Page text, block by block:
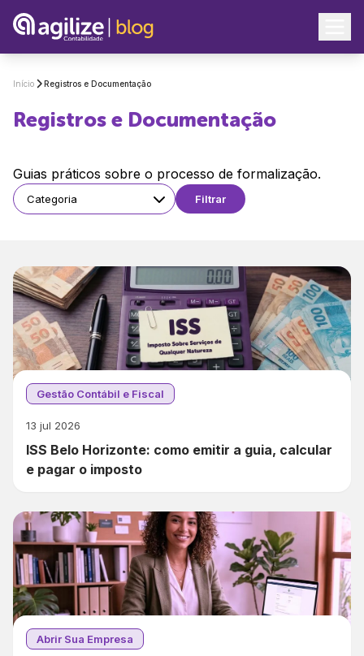
Início Registros e Documentação
Registros e Documentação
Guias práticos sobre o processo de formalização.
Categoria Filtrar
Gestão Contábil e Fiscal
13 jul 2026
ISS Belo Horizonte: como emitir a guia, calcular
e pagar o imposto
Abrir Sua Empresa